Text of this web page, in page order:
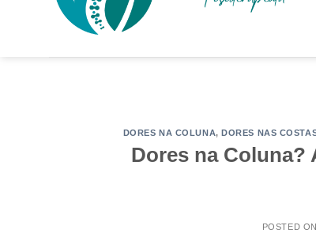
DORES NA COLUNA,DORES NAS
Dores na Coluna?
POSTED